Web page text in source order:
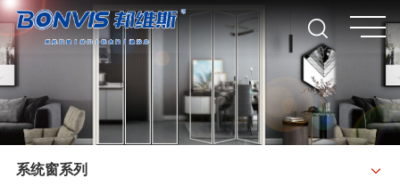
系统窗系列